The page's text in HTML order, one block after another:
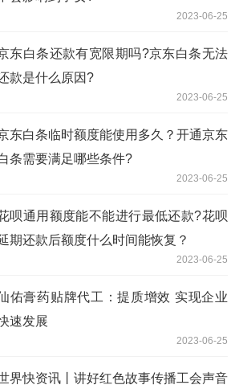
2023-06-25
东白条还款有宽限期吗?京东白条无法
款是什么原因?
2023-06-25
东白条临时额度能使用多久？开通京东
条需要满足哪些条件?
2023-06-25
呗通用额度能不能进行最低还款?花呗
期还款后额度什么时间能恢复？
2023-06-25
佑膏药贴牌代工：提质增效 实现企业
速发展
2023-06-25
界快资讯丨讲好红色故事传播工会声音